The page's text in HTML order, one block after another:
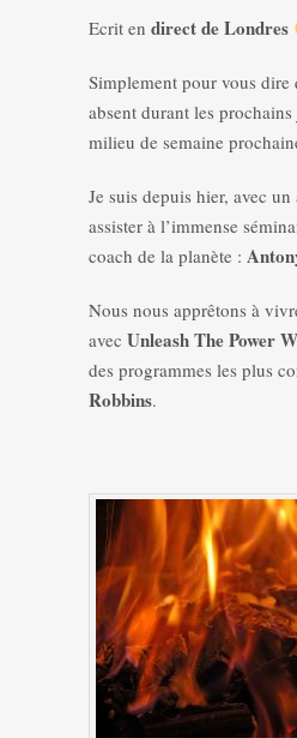
Ecrit en direct de Londres
Simplement pour vous dire
absent durant les prochains
milieu de semaine
Je suis depuis hier, avec
assister à l’immense
coach de la planète :
Nous nous apprêtons à
avec Unleash The Power
des programmes les plus
Robbins.